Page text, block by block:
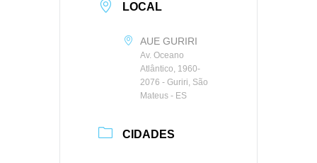
LOCAL
AUE GURIRI
Av. Oceano
Atlântico, 1960-
2076 - Guriri, São
Mateus - ES
CIDADES